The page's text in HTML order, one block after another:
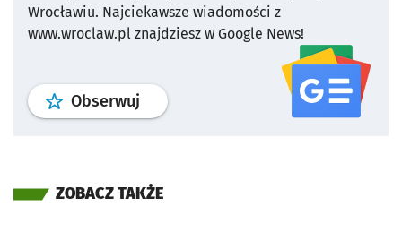
Wrocławiu. Najciekawsze wiadomości z
www.wroclaw.pl znajdziesz w Google News!
Obserwuj profil serwisu
ZOBACZ TAKŻE